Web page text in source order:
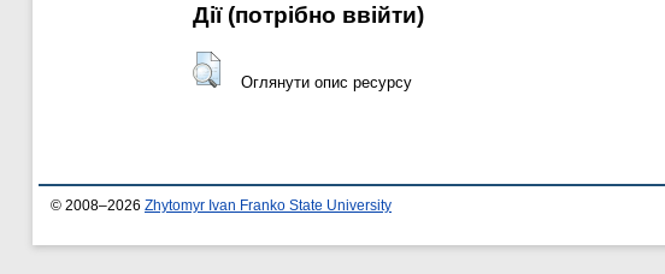
Дії ​​(потрібно ввійти)
Оглянути опис ресурсу
© 2008–2026 Zhytomyr Ivan Franko State University